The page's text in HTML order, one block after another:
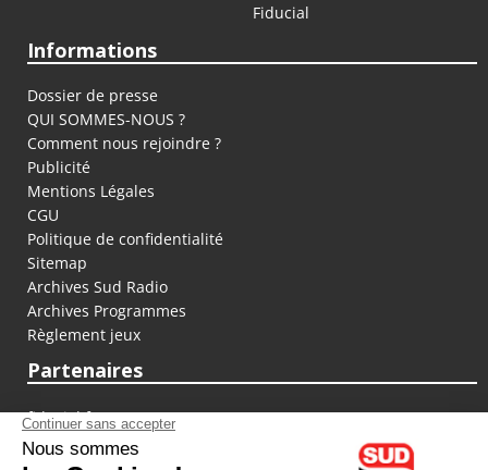
Fiducial
Informations
Dossier de presse
QUI SOMMES-NOUS ?
Comment nous rejoindre ?
Publicité
Mentions Légales
CGU
Politique de confidentialité
Sitemap
Archives Sud Radio
Archives Programmes
Règlement jeux
Partenaires
fiducial.fr
lyoncapitale.fr